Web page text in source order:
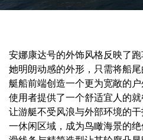
安娜康达号的外饰风格反映了跑
她明朗动感的外形，只需将船
艇船前端创造一个更为宽敞的
使用者提供了一个舒适宜人的
让游艇不受风浪与外部环境的
一休闲区域，成为鸟瞰海景的